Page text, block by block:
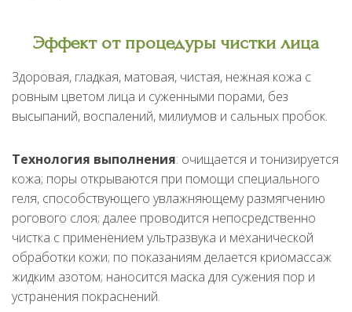
Эффект от процедуры чистки лица
Здоровая, гладкая, матовая, чистая, нежная кожа с
ровным цветом лица и суженными порами, без
высыпаний, воспалений, милиумов и сальных пробок.
Технология выполнения: очищается и тонизируется
кожа; поры открываются при помощи специального
геля, способствующего увлажняющему размягчению
рогового слоя; далее проводится непосредственно
чистка с применением ультразвука и механической
обработки кожи; по показаниям делается криомассаж
жидким азотом; наносится маска для сужения пор и
устранения покраснений.